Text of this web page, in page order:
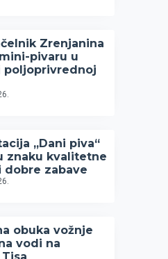
Zrenjanina
pivaru u
poljoprivrednoj
„Dani piva“
znaku kvalitetne
dobre zabave
obuka vožnje
vodi na